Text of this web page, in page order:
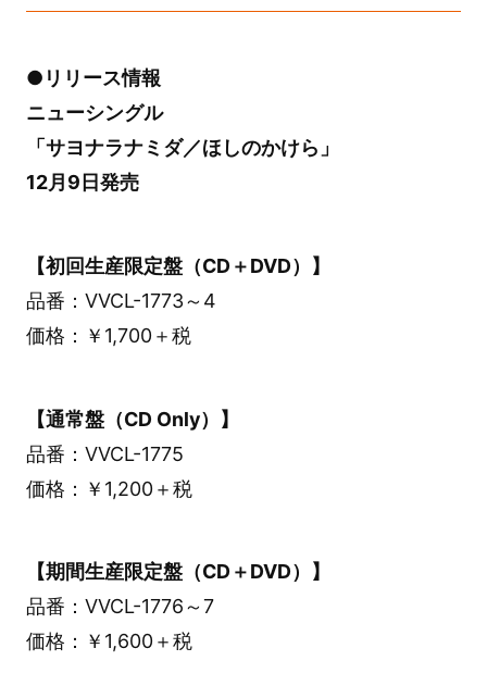
●リリース情報
ニューシングル
「サヨナラナミダ／ほしのかけら」
12月9日発売
【初回生産限定盤（CD＋DVD）】
品番：VVCL-1773～4
価格：￥1,700＋税
【通常盤（CD Only）】
品番：VVCL-1775
価格：￥1,200＋税
【期間生産限定盤（CD＋DVD）】
品番：VVCL-1776～7
価格：￥1,600＋税